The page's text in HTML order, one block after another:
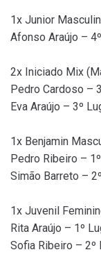
1x Junior
Afonso Araújo –
2x Iniciado Mix
Pedro Cardoso –
Eva Araújo – 3º
1x Benjamin
Pedro Ribeiro –
Simão Barreto –
1x Juvenil
Rita Araújo – 1º
Sofia Ribeiro – 2º